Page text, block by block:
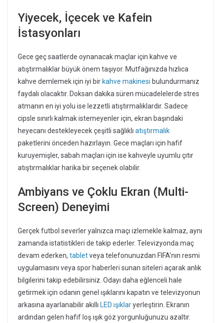
Yiyecek, İçecek ve Kafein
İstasyonları
Gece geç saatlerde oynanacak maçlar için kahve ve
atıştırmalıklar büyük önem taşıyor. Mutfağınızda hızlıca
kahve demlemek için iyi bir kahve makinesi bulundurmanız
faydalı olacaktır. Doksan dakika süren mücadelelerde stres
atmanın en iyi yolu ise lezzetli atıştırmalıklardır. Sadece
cipsle sınırlı kalmak istemeyenler için, ekran başındaki
heyecanı destekleyecek çeşitli sağlıklı atıştırmalık
paketlerini önceden hazırlayın. Gece maçları için hafif
kuruyemişler, sabah maçları için ise kahveyle uyumlu çıtır
atıştırmalıklar harika bir seçenek olabilir.
Ambiyans ve Çoklu Ekran (Multi-
Screen) Deneyimi
Gerçek futbol severler yalnızca maçı izlemekle kalmaz, aynı
zamanda istatistikleri de takip ederler. Televizyonda maç
devam ederken, tabletveya telefonunuzdan FIFA’nın resmi
uygulamasını veya spor haberleri sunan siteleri açarak anlık
bilgilerini takip edebilirsiniz. Odayı daha eğlenceli hale
getirmek için odanın genel ışıklarını kapatın ve televizyonun
arkasına ayarlanabilir akıllı LED ışıklaryerleştirin. Ekranın
ardından gelen hafif loş ışık göz yorgunluğunuzu azaltır.